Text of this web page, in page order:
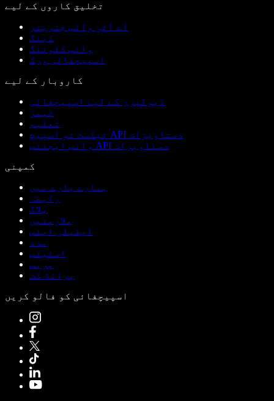
تخلیق کاروں کے لیے
اے آئی وائس جنریٹر
ڈبنگ
وائس کلوننگ
اسپیچفائی ورک
کاروبار کے لیے
ڈیولپرز کے لیے اسپیچفائی
ٹیمز
تعلیم
ٹیکسٹ ٹو اسپیچ API دستاویزات
وائس ایجنٹس API دستاویزات
کمپنی
ہمارے بارے میں
رابطہ
بلاگ
ملازمتیں
ایفیلی ایٹس
مدد
اسٹیٹس
پریس
برانڈ کٹ
اسپیچفائی کو فالو کریں